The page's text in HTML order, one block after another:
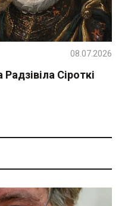
Сіроткі
08.07.2026